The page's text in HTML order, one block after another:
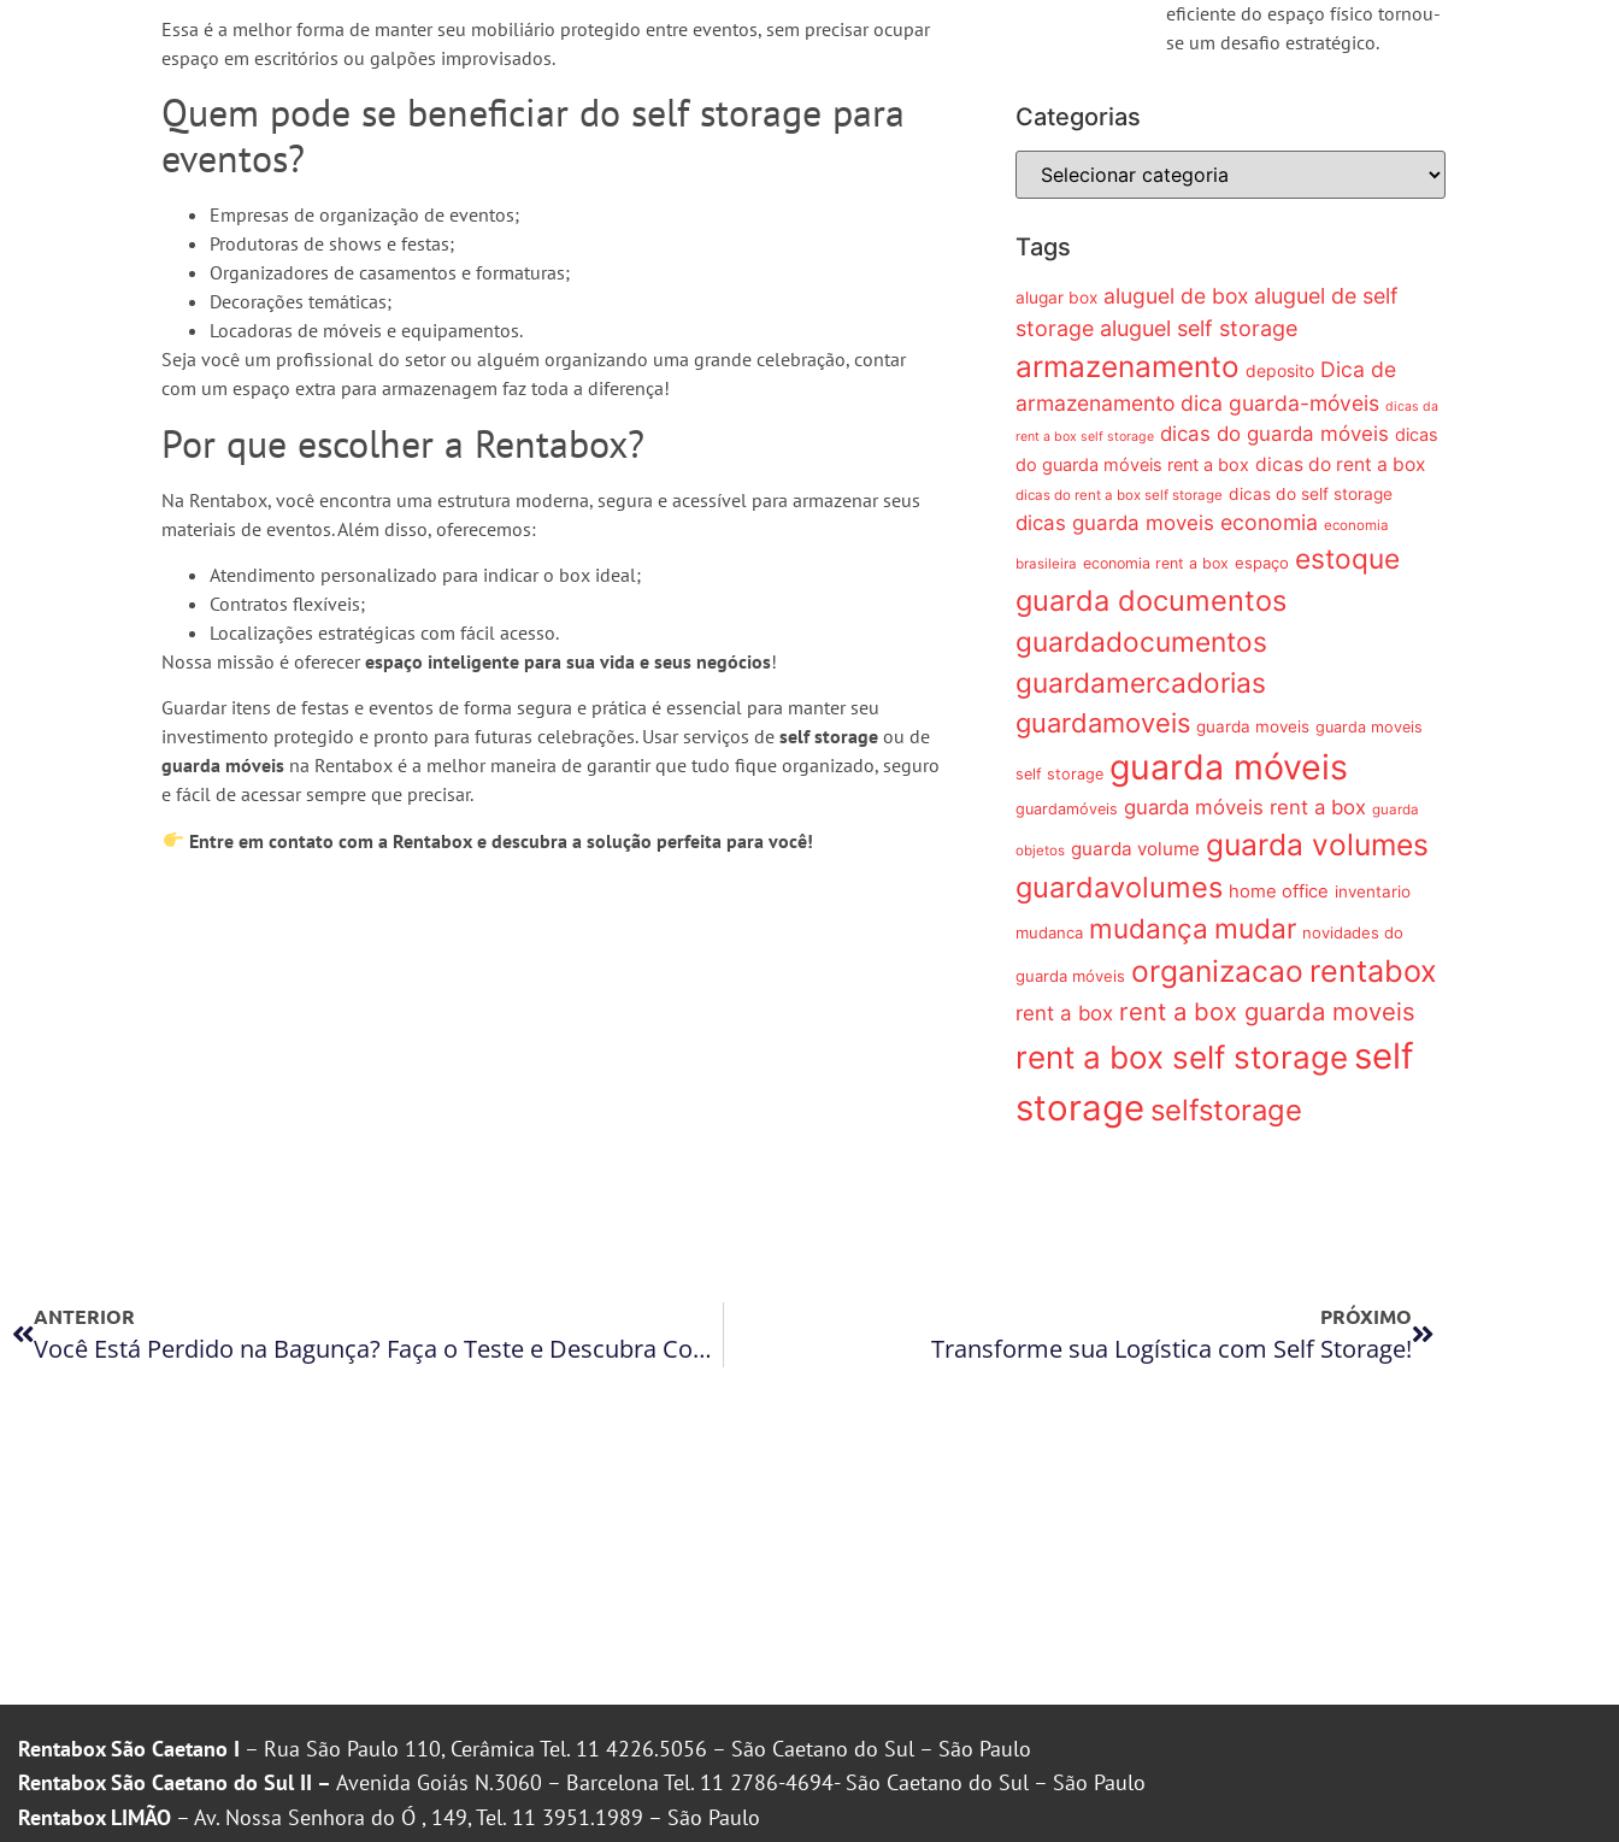
Essa é a melhor forma de manter seu mobiliário protegido entre eventos, sem precisar ocupar
espaço em escritórios ou galpões improvisados.
Quem pode se beneficiar do self storage para
eventos?
Empresas de organização de eventos;
Produtoras de shows e festas;
Organizadores de casamentos e formaturas;
Decorações temáticas;
Locadoras de móveis e equipamentos.
Seja você um profissional do setor ou alguém organizando uma grande celebração, contar
com um espaço extra para armazenagem faz toda a diferença!
Por que escolher a Rentabox?
Na Rentabox, você encontra uma estrutura moderna, segura e acessível para armazenar seus
materiais de eventos. Além disso, oferecemos:
Atendimento personalizado para indicar o box ideal;
Contratos flexíveis;
Localizações estratégicas com fácil acesso.
Nossa missão é oferecerespaço inteligente para sua vida e seus negócios!
Guardar itens de festas e eventos de forma segura e prática é essencial para manter seu
investimento protegido e pronto para futuras celebrações. Usar serviços deself storage ou de
guarda móveis na Rentabox é a melhor maneira de garantir que tudo fique organizado, seguro
e fácil de acessar sempre que precisar.
Entre em contato com a Rentabox e descubra a solução perfeita para você!
eficiente do espaço físico tornou-
se um desafio estratégico.
Categorias
Tags
alugar box aluguel de box aluguel de self
storage aluguel self storage
armazenamento deposito Dica de
armazenamento dica guarda-móveis dicas da
rent a box self storage dicas do guarda móveis dicas
do guarda móveis rent a box dicas do rent a box
dicas do rent a box self storage dicas do self storage
dicas guarda moveis economia economia
brasileira economia rent a box espaço estoque
guarda documentos
guardadocumentos
guardamercadorias
guardamoveis guarda moveis guarda moveis
self storage guarda móveis
guardamóveis guarda móveis rent a box guarda
objetos guarda volume guarda volumes
guardavolumes home office inventario
mudanca mudança mudar novidades do
guarda móveis organizacao rentabox
rent a box rent a box guarda moveis
rent a box self storage self
storage selfstorage
ANTERIOR
Você Está Perdido na Bagunça? Faça o Teste e Descubra Como um Guarda Móveis Pode Ajudar!
PRÓXIMO
Transforme sua Logística com Self Storage!
Rentabox São Caetano I – Rua São Paulo 110, Cerâmica Tel. 11 4226.5056 – São Caetano do Sul – São Paulo
Rentabox São Caetano do Sul II – Avenida Goiás N.3060 – Barcelona Tel. 11 2786-4694- São Caetano do Sul – São Paulo
Rentabox LIMÃO – Av. Nossa Senhora do Ó , 149, Tel. 11 3951.1989 – São Paulo